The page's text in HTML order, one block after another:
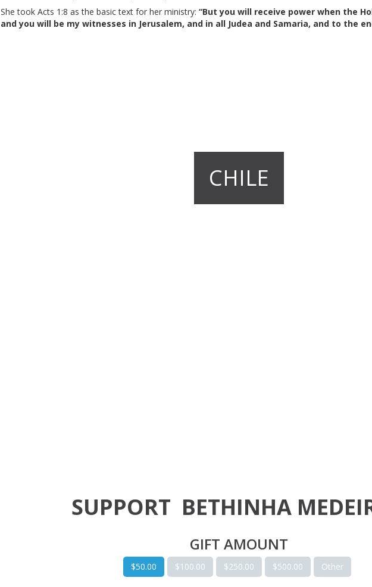
She took Acts 1:8 as the basic text for her ministry: “But you will receive power when the
and you will be my witnesses in Jerusalem, and in all Judea and Samaria, and to the
CHILE
SUPPORT BETHINHA
GIFT AMOUNT
$50.00 $100.00 $250.00 $500.00 Other